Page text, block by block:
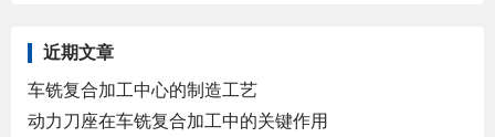
近期文章
车铣复合加工中心的制造工艺
动力刀座在车铣复合加工中的关键作用